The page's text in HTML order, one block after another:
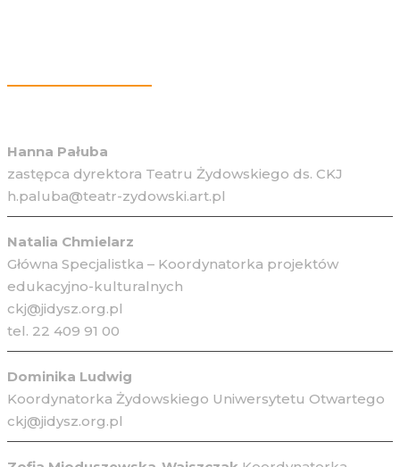
Hanna Pałuba
zastępca dyrektora Teatru Żydowskiego ds. CKJ
h.paluba@teatr-zydowski.art.pl
Natalia Chmielarz
Główna Specjalistka – Koordynatorka projektów
edukacyjno-kulturalnych
ckj@jidysz.org.pl
tel. 22 409 91 00
Dominika Ludwig
Koordynatorka Żydowskiego Uniwersytetu Otwartego
ckj@jidysz.org.pl